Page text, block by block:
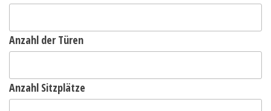
Anzahl der Türen
Anzahl Sitzplätze